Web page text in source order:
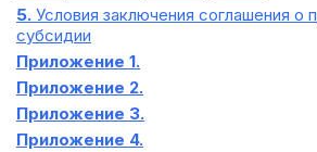
5. Условия заключения соглашения о
субсидии
Приложение 1.
Приложение 2.
Приложение 3.
Приложение 4.